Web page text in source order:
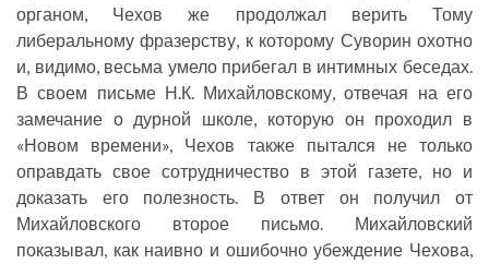
органом, Чехов же продолжал верить Тому
либеральному фразерству, к которому Суворин охотно
и, видимо, весьма умело прибегал в интимных беседах.
В своем письме Н.К. Михайловскому, отвечая на его
замечание о дурной школе, которую он проходил в
«Новом времени», Чехов также пытался не только
оправдать свое сотрудничество в этой газете, но и
доказать его полезность. В ответ он получил от
Михайловского второе письмо. Михайловский
показывал, как наивно и ошибочно убеждение Чехова,